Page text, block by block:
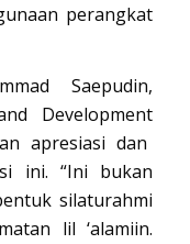
perangkat
Saepudin,
Development
apresiasi dan
ini. “Ini bukan
silaturahmi
lil ‘alamiin.